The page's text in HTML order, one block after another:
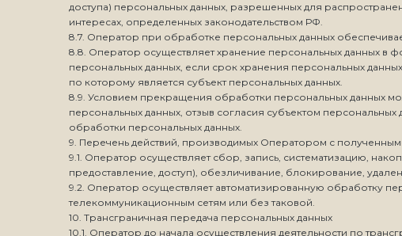
доступа) персональных данных, разрешенных для
интересах, определенных законодательством РФ.
8.7. Оператор при обработке персональных данных
8.8. Оператор осуществляет хранение персональных данных в
персональных данных, если срок хранения персональных
по которому является субъект персональных данных.
8.9. Условием прекращения обработки персональных данных
персональных данных, отзыв согласия субъектом
обработки персональных данных.
9. Перечень действий, производимых Оператором с
9.1. Оператор осуществляет сбор, запись, систематизацию,
предоставление, доступ), обезличивание, блокирование,
9.2. Оператор осуществляет автоматизированную обработку
телекоммуникационным сетям или без таковой.
10. Трансграничная передача персональных данных
10.1. Оператор до начала осуществления деятельности по